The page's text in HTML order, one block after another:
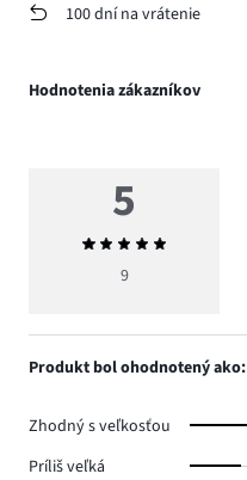
100 dní na vrátenie
Hodnotenia zákazníkov
5
Priemerné
hodnotenie
9
Produkt bol ohodnotený ako:
Zhodný s veľkosťou
Príliš veľká